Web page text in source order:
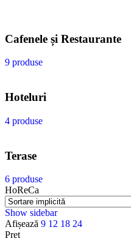
Cafenele și Restaurante
9 produse
Hoteluri
4 produse
Terase
6 produse
HoReCa
Show sidebar
Afișează 9 12 18 24
Preț